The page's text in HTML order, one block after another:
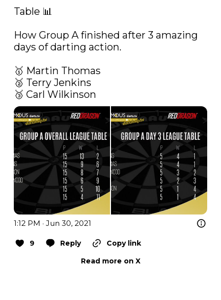
Table 📊
How Group A finished after 3 amazing
days of darting action.
🥇 Martin Thomas
🥈 Terry Jenkins
🥉 Carl Wilkinson
1:12 PM · Jun 30, 2021
9 Reply
Copy link
Read more on X